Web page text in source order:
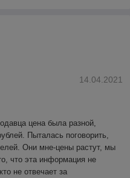
14.04.2021
цена была разной,
Пыталась поговорить,
Они мне-цены растут, мы
что эта информация не
не отвечает за